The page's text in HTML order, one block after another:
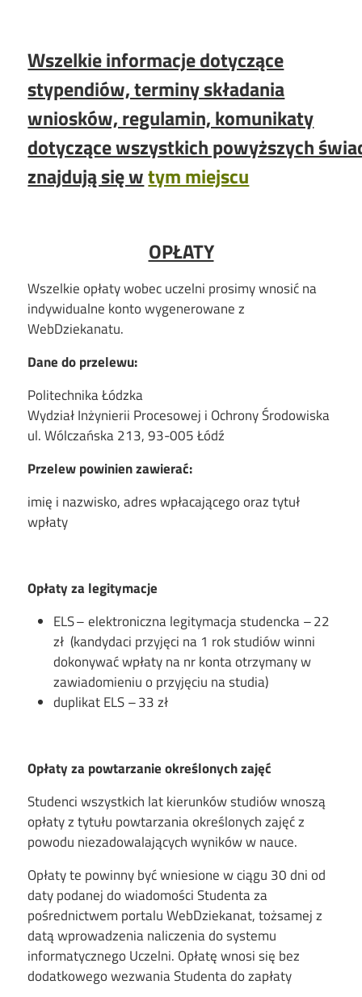
Wszelkie informacje dotyczące
stypendiów, terminy składania
wniosków, regulamin, komunikaty
dotyczące wszystkich powyższych
znajdują się wtym miejscu
OPŁATY
Wszelkie opłaty wobec uczelni prosimy wnosić na
indywidualne konto wygenerowane z
WebDziekanatu.
Dane do przelewu:
Politechnika Łódzka
Wydział Inżynierii Procesowej i Ochrony Środowiska
ul. Wólczańska 213, 93-005 Łódź
Przelewpowinien zawierać:
imię i nazwisko, adres wpłacającego oraz tytuł
wpłaty
Opłaty za legitymacje
ELS – elektroniczna legitymacja studencka – 22
zł (kandydaci przyjęci na 1 rok studiów winni
dokonywać wpłaty na nr konta otrzymany w
zawiadomieniu o przyjęciu na studia)
duplikat ELS – 33 zł
Opłaty za powtarzanieokreślonychzajęć
Studenci wszystkich lat kierunków studiów wnoszą
opłaty z tytułu powtarzania określonych zajęć z
powodu niezadowalających wyników w nauce.
Opłaty te powinny być wniesione w ciągu 30 dni od
daty podanej do wiadomości Studenta za
pośrednictwem portalu WebDziekanat, tożsamej z
datą wprowadzenia naliczenia do systemu
informatycznego Uczelni. Opłatę wnosi się bez
dodatkowego wezwania Studenta do zapłaty